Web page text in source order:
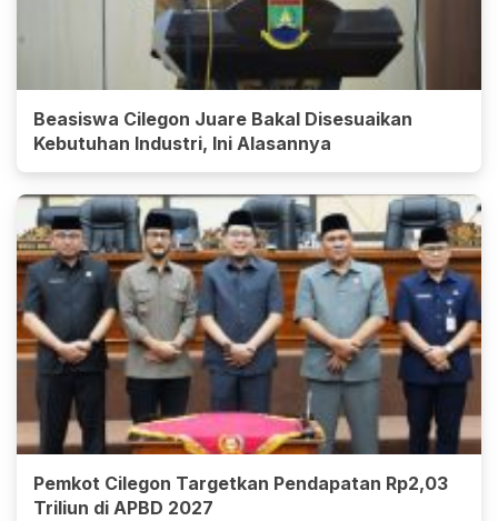
Beasiswa Cilegon Juare Bakal Disesuaikan
Kebutuhan Industri, Ini Alasannya
Pemkot Cilegon Targetkan Pendapatan Rp2,03
Triliun di APBD 2027